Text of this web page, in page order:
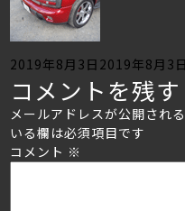
Posted
on
2019年8月3日 2019年8月3日
コメントを残す
メールアドレスが公開され
いる欄は必須項目です
コメント ※